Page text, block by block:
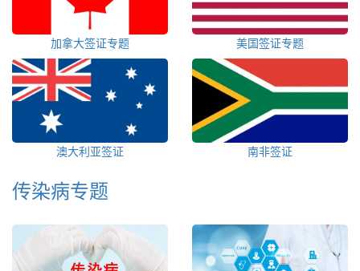
加拿大签证专题 美国签证专题
澳大利亚签证 南非签证
传染病专题